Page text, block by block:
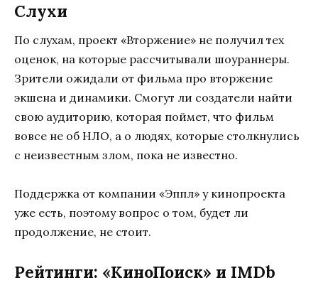
Слухи
По слухам, проект «Вторжение» не получил тех
оценок, на которые рассчитывали шоураннеры.
Зрители ожидали от фильма про вторжение
экшена и динамики. Смогут ли создатели найти
свою аудиторию, которая поймет, что фильм
вовсе не об НЛО, а о людях, которые столкнулись
с неизвестным злом, пока не известно.
Поддержка от компании «Эппл» у кинопроекта
уже есть, поэтому вопрос о том, будет ли
продолжение, не стоит.
Рейтинги: «КиноПоиск» и IMDb